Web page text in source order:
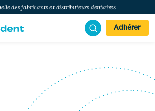
des fabricants et distributeurs dentaires
Adhérer